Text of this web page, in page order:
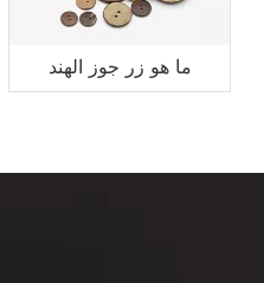
ما هو زر جوز الهند